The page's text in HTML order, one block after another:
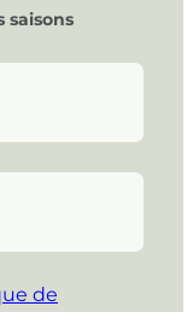
saisons
de